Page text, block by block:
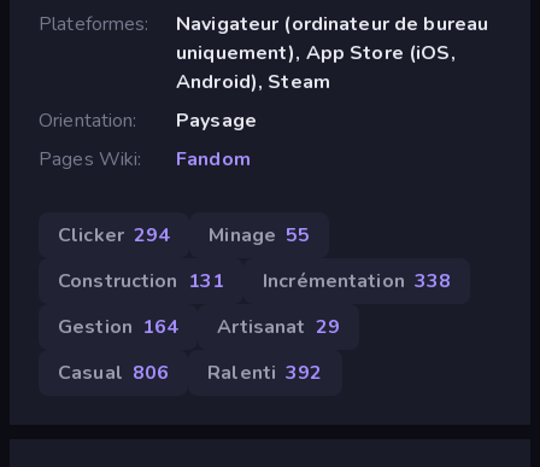
Plateformes
Navigateur (ordinateur de bureau
uniquement), App Store (iOS,
Android), Steam
Orientation
Paysage
Pages Wiki
Fandom
Clicker 294 Minage 55
Construction 131 Incrémentation 338
Gestion 164 Artisanat 29
Casual 806 Ralenti 392